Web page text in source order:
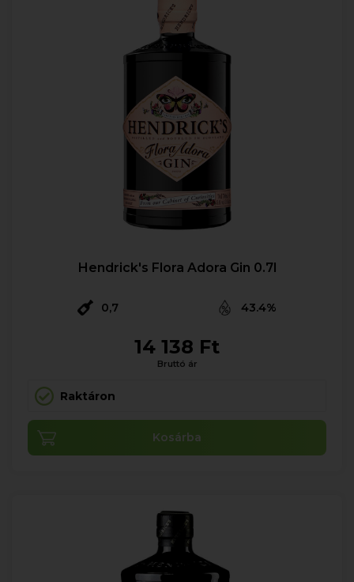
Hendrick's Flora Adora Gin 0.7l
0,7 43.4%
14 138 Ft
Bruttó ár
Raktáron
Kosárba